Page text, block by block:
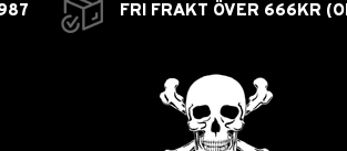
FRI FRAKT ÖVER 666KR